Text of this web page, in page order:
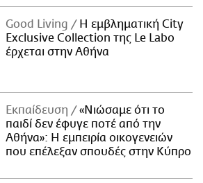
Good Living
Η εμβληματική City
Exclusive Collection της Le Labo
έρχεται στην Αθήνα
Εκπαίδευση
«Νιώσαμε ότι το
παιδί δεν έφυγε ποτέ από την
Αθήνα»: Η εμπειρία οικογενειών
που επέλεξαν σπουδές στην Κύπρο